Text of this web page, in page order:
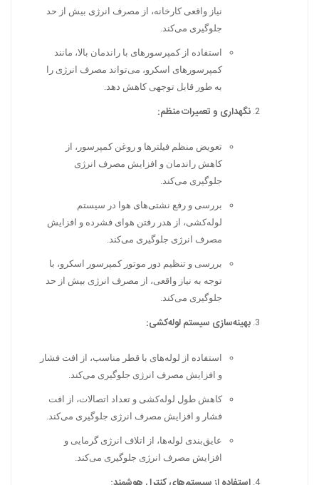
نیاز واقعی کارخانه، از مصرف انرژی بیش از حد
جلوگیری می‌کند.
استفاده از کمپرسورهای با راندمان بالا، مانند
کمپرسورهای اسکرو، می‌تواند مصرف انرژی را
به طور قابل توجهی کاهش دهد.
نگهداری و تعمیرات منظم:
تعویض منظم فیلترها و روغن کمپرسور، از
کاهش راندمان و افزایش مصرف انرژی
جلوگیری می‌کند.
بررسی و رفع نشتی‌های هوا در سیستم
لوله‌کشی، از هدر رفتن هوای فشرده و افزایش
مصرف انرژی جلوگیری می‌کند.
بررسی و تنظیم دور موتور کمپرسور اسکرو، با
توجه به نیاز واقعی، از مصرف انرژی بیش از حد
جلوگیری می‌کند.
بهینه‌سازی سیستم لوله‌کشی:
استفاده از لوله‌های با قطر مناسب، از افت فشار
و افزایش مصرف انرژی جلوگیری می‌کند.
کاهش طول لوله‌کشی و تعداد اتصالات، از افت
فشار و افزایش مصرف انرژی جلوگیری می‌کند.
عایق‌بندی لوله‌ها، از اتلاف انرژی گرمایی و
افزایش مصرف انرژی جلوگیری می‌کند.